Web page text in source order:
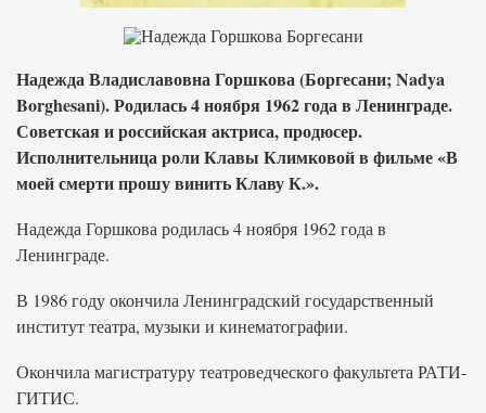
Надежда Владиславовна Горшкова (Боргесани; Nadya
Borghesani). Родилась 4 ноября 1962 года в Ленинграде.
Советская и российская актриса, продюсер.
Исполнительница роли Клавы Климковой в фильме «В
моей смерти прошу винить Клаву К.».
Надежда Горшкова родилась 4 ноября 1962 года в
Ленинграде.
В 1986 году окончила Ленинградский государственный
институт театра, музыки и кинематографии.
Окончила магистратуру театроведческого факультета РАТИ-
ГИТИС.